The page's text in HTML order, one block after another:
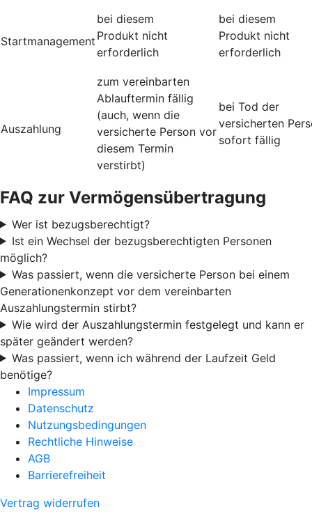
Startmanagement
bei diesem
Produkt nicht
erforderlich
bei diesem
Produkt nicht
erforderlich
Auszahlung
zum vereinbarten
Ablauftermin fällig
(auch, wenn die
versicherte Person vor
diesem Termin
verstirbt)
bei Tod der
versicherten
sofort fällig
FAQ zur Vermögensübertragung
Wer ist bezugsberechtigt?
Ist ein Wechsel der bezugsberechtigten Personen
möglich?
Was passiert, wenn die versicherte Person bei einem
Generationenkonzept vor dem vereinbarten
Auszahlungstermin stirbt?
Wie wird der Auszahlungstermin festgelegt und kann er
später geändert werden?
Was passiert, wenn ich während der Laufzeit Geld
benötige?
Impressum
Datenschutz
Nutzungsbedingungen
Rechtliche Hinweise
AGB
Barrierefreiheit
Vertrag widerrufen